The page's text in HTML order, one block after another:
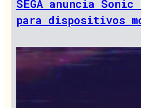
SEGA anuncia Sonic
para dispositivos